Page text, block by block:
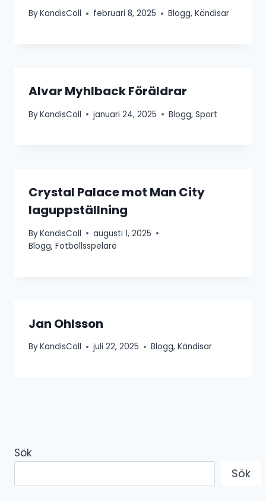
ByKandisColl februari 8, 2025 Blogg,Kändisar
Alvar Myhlback Föräldrar
ByKandisColl januari 24, 2025 Blogg,Sport
Crystal Palace mot Man City
laguppställning
ByKandisColl
augusti 1, 2025
Blogg, Fotbollsspelare
Jan Ohlsson
ByKandisColl juli 22, 2025 Blogg,Kändisar
Sök
Sök